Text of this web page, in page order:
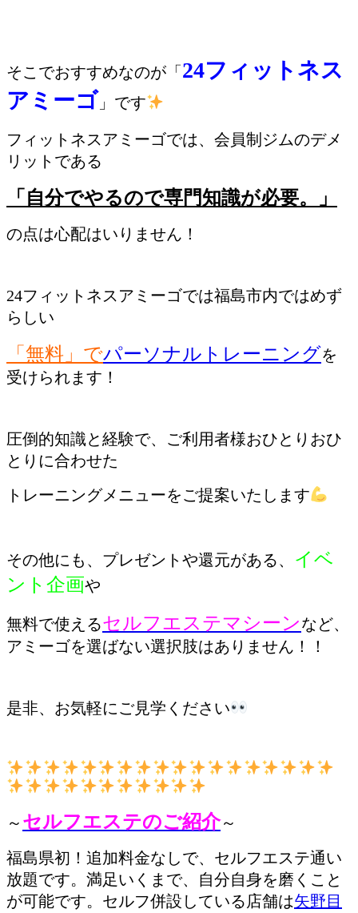
そこでおすすめなのが「 24フィットネス
アミーゴ 」です
フィットネスアミーゴでは、会員制ジムのデメ
リットである
「自分でやるので専門知識が必要。」
の点は心配はいりません！
24フィットネスアミーゴでは福島市内ではめず
らしい
「無料」でパーソナルトレーニングを
受けられます！
圧倒的知識と経験で、ご利用者様おひとりおひ
とりに合わせた
トレーニングメニューをご提案いたします
その他にも、プレゼントや還元がある、 イベ
ント企画や
無料で使えるセルフエステマシーンなど、
アミーゴを選ばない選択肢はありません！！
是非、お気軽にご見学ください
～ セルフエステのご紹介～
福島県初！追加料金なしで、セルフエステ通い
放題です。満足いくまで、自分自身を磨くこと
が可能です。セルフ併設している店舗は矢野目